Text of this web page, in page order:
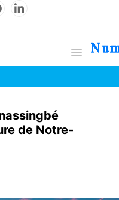
de Notre-